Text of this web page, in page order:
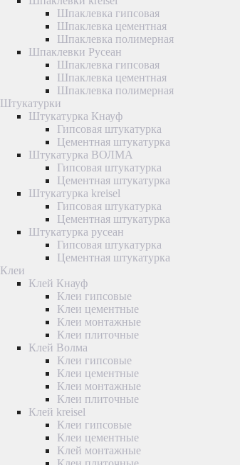
Шпаклевка гипсовая
Шпаклевка цементная
Шпаклевка полимерная
Шпаклевки Русеан
Шпаклевка гипсовая
Шпаклевка цементная
Шпаклевка полимерная
Штукатурки
Штукатурка Кнауф
Гипсовая штукатурка
Цементная штукатурка
Штукатурка ВОЛМА
Гипсовая штукатурка
Цементная штукатурка
Штукатурка kreisel
Гипсовая штукатурка
Цементная штукатурка
Штукатурка русеан
Гипсовая штукатурка
Цементная штукатурка
Клеи
Клей Кнауф
Клеи гипсовые
Клеи цементные
Клеи монтажные
Клеи плиточные
Клей Волма
Клеи гипсовые
Клеи цементные
Клеи монтажные
Клеи плиточные
Клей kreisel
Клеи гипсовые
Клеи цементные
Клей монтажные